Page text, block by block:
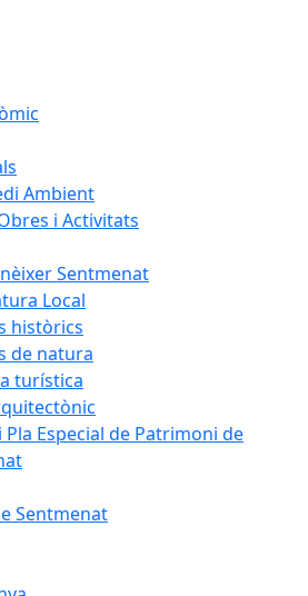
Ambient
i Activitats
Sentmenat
Local
històrics
de natura
turística
Pla Especial de Patrimoni de
Sentmenat